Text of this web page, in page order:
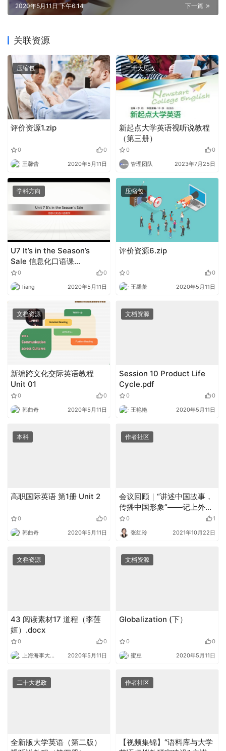
下一篇
2020年5月11日 下午6:14
关联资源
压缩包
评价资源1.zip
0 0
王馨蕾 2020年5月11日
二十大思政
新起点大学英语视听说教程
（第三册）
0 0
管理团队 2023年7月25日
学科方向
U7 It’s in the Season’s
Sale 信息化口语课
2019.4.rar
0 0
liang 2020年5月11日
压缩包
评价资源6.zip
0 0
王馨蕾 2020年5月11日
文档资源
新编跨文化交际英语教程
Unit 01
0 0
韩曲奇 2020年5月11日
文档资源
Session 10 Product Life
Cycle.pdf
0 0
王艳艳 2020年5月11日
本科
高职国际英语 第1册 Unit 2
0 0
韩曲奇 2020年5月11日
作者社区
会议回顾｜“讲述中国故事，
传播中国形象”——记上外跨
文化研究中心成立15周年庆
0 1
张红玲 2021年10月22日
文档资源
43 阅读素材17 道程（李莲
姬）.docx
0 0
上海海事大学外语 2020年5月11日
文档资源
Globalization (下）
0 0
蜜豆 2020年5月11日
二十大思政
全新版大学英语（第二版）
作者社区
【视频集锦】“语料库与大学